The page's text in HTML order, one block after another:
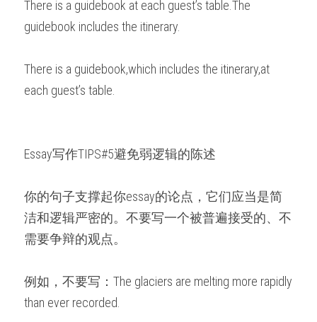
There is a guidebook at each guest’s table.The
guidebook includes the itinerary.
There is a guidebook,which includes the itinerary,at
each guest’s table.
Essay写作TIPS#5避免弱逻辑的陈述
你的句子支撑起你essay的论点，它们应当是简
洁和逻辑严密的。不要写一个被普遍接受的、不
需要争辩的观点。
例如，不要写：The glaciers are melting more rapidly
than ever recorded.